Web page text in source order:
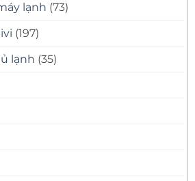
lạnh (73)
(197)
lạnh (35)